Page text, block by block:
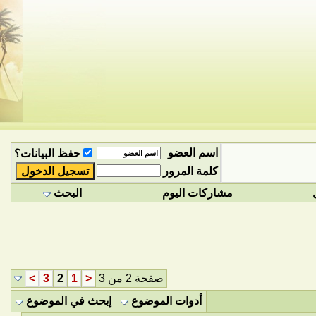
اسم العضو
حفظ البيانات؟
كلمة المرور
مشاركات اليوم البحث
صفحة 2 من 3 <
1
2
3
>
أدوات الموضوع
إبحث في الموضوع